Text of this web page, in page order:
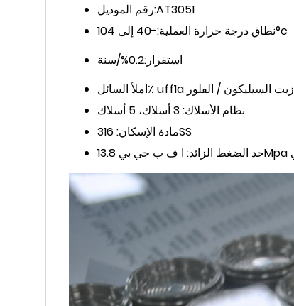
رقم الموديل:AT3051
نطاق درجة حرارة العملية:-40 إلى 104°c
استقرار:0.2%/سنة
املأ السائل٪ uff1a زيت السيليكون / الفلور
نظام الأسلاك: 3 أسلاك، 5 أسلاك
مادة الإسكان: 316SS